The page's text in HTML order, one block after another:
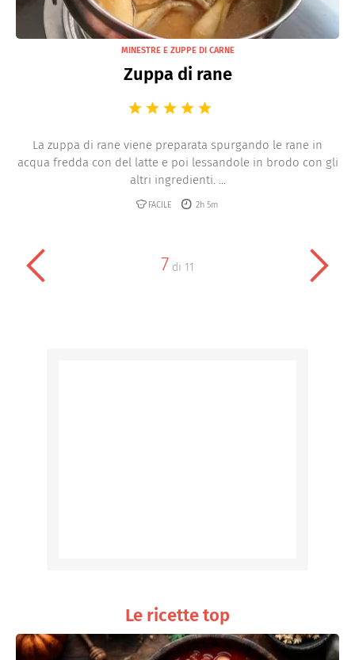
MINESTRE E ZUPPE DI CARNE
Zuppa di rane
La zuppa di rane viene preparata spurgando le rane in
acqua fredda con del latte e poi lessandole in brodo con gli
altri ingredienti. ...
FACILE 2h 5m
7 di 11
Le ricette top